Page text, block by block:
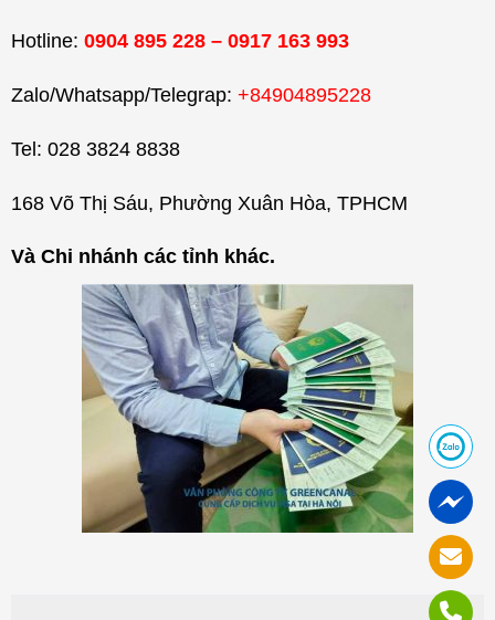
Hotline: 0904 895 228 – 0917 163 993
Zalo/Whatsapp/Telegrap: +84904895228
Tel: 028 3824 8838
168 Võ Thị Sáu, Phường Xuân Hòa, TPHCM
Và Chi nhánh các tỉnh khác.